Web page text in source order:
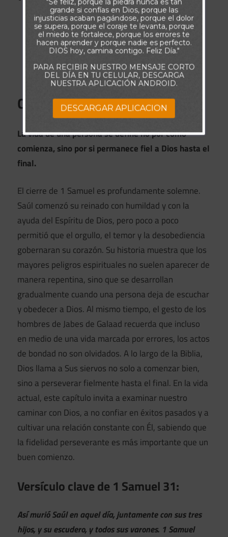
atrás.
● Hombres valientes viajan de noche.
● Recuperan los cuerpos de Saúl y sus hijos.
● Les dan sepultura digna.
● Ayunan durante siete días.
Conclusión final
La vida de una persona se define no por cómo
comienza, sino por si permanece fiel a Dios hasta el
final.
El cierre de 1 Samuel es profundamente solemne.
Saúl comenzó su reinado con humildad y con la
ayuda del Espíritu de Dios, pero poco a poco
permitió que el orgullo, el temor y la desobediencia
gobernaran su corazón. Su historia muestra que los
mayores peligros espirituales no suelen aparecer de
manera repentina, sino que se desarrollan
gradualmente cuando una persona deja de escuchar
y obedecer a Dios. Al mismo tiempo, el gesto de los
hombres de Jabes de Galaad recuerda que incluso
en medio de una vida marcada por errores, los actos
de bondad no son olvidados. A lo largo de la Biblia,
Dios llama a Sus siervos no solo a comenzar bien,
sino a perseverar fielmente hasta el final. En la vida
actual, este capítulo invita a examinar nuestro
caminar con Dios, a no confiar en éxitos pasados y a
cultivar una relación constante con Él, sabiendo que
la fidelidad perseverante es más importante que un
buen comienzo.
Versículo clave de 1 Samuel 31:
Así murió Saúl en aquel día, juntamente con sus tres
hijos, y su escudero, y todos sus varones. 1 Samuel
grande si confías en Dios, porque las
injusticias acaban pagándose, porque el dolor
se supera, porque el coraje te levanta, porque
el miedo te fortalece, porque los errores te
hacen aprender y porque nadie es perfecto.
DIOS hoy, camina contigo. Feliz Día."
PARA RECIBIR NUESTRO MENSAJE CORTO
DEL DÍA EN TU CELULAR, DESCARGA
NUESTRA APLICACIÓN ANDROID.
DESCARGAR APLICACION